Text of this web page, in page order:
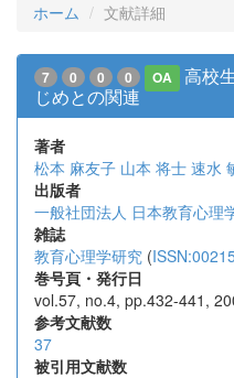
ホーム 文献詳細
7 0 0 0 OA
高校
じめとの関連
著者
松本 麻友子 山本 将士 速水
出版者
一般社団法人 日本教育心理
雑誌
教育心理学研究 (
巻号頁・発行日
vol.57, no.4, pp.432-441,
参考文献数
37
被引用文献数